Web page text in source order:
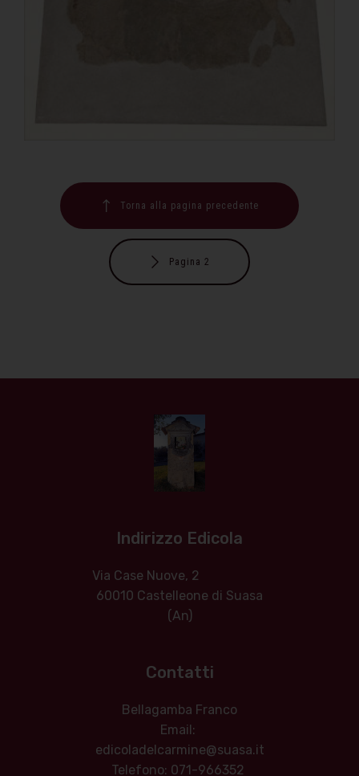
Torna alla pagina precedente
Pagina 2
Indirizzo Edicola
Via Case Nuove, 2
60010 Castelleone di Suasa
(An)
Contatti
Bellagamba Franco
Email:
edicoladelcarmine@suasa.it
Telefono: 071-966352